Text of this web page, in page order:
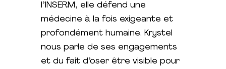
l’INSERM, elle défend une
médecine à la fois exigeante et
profondément humaine. Krystel
nous parle de ses engagements
et du fait d’oser être visible pour